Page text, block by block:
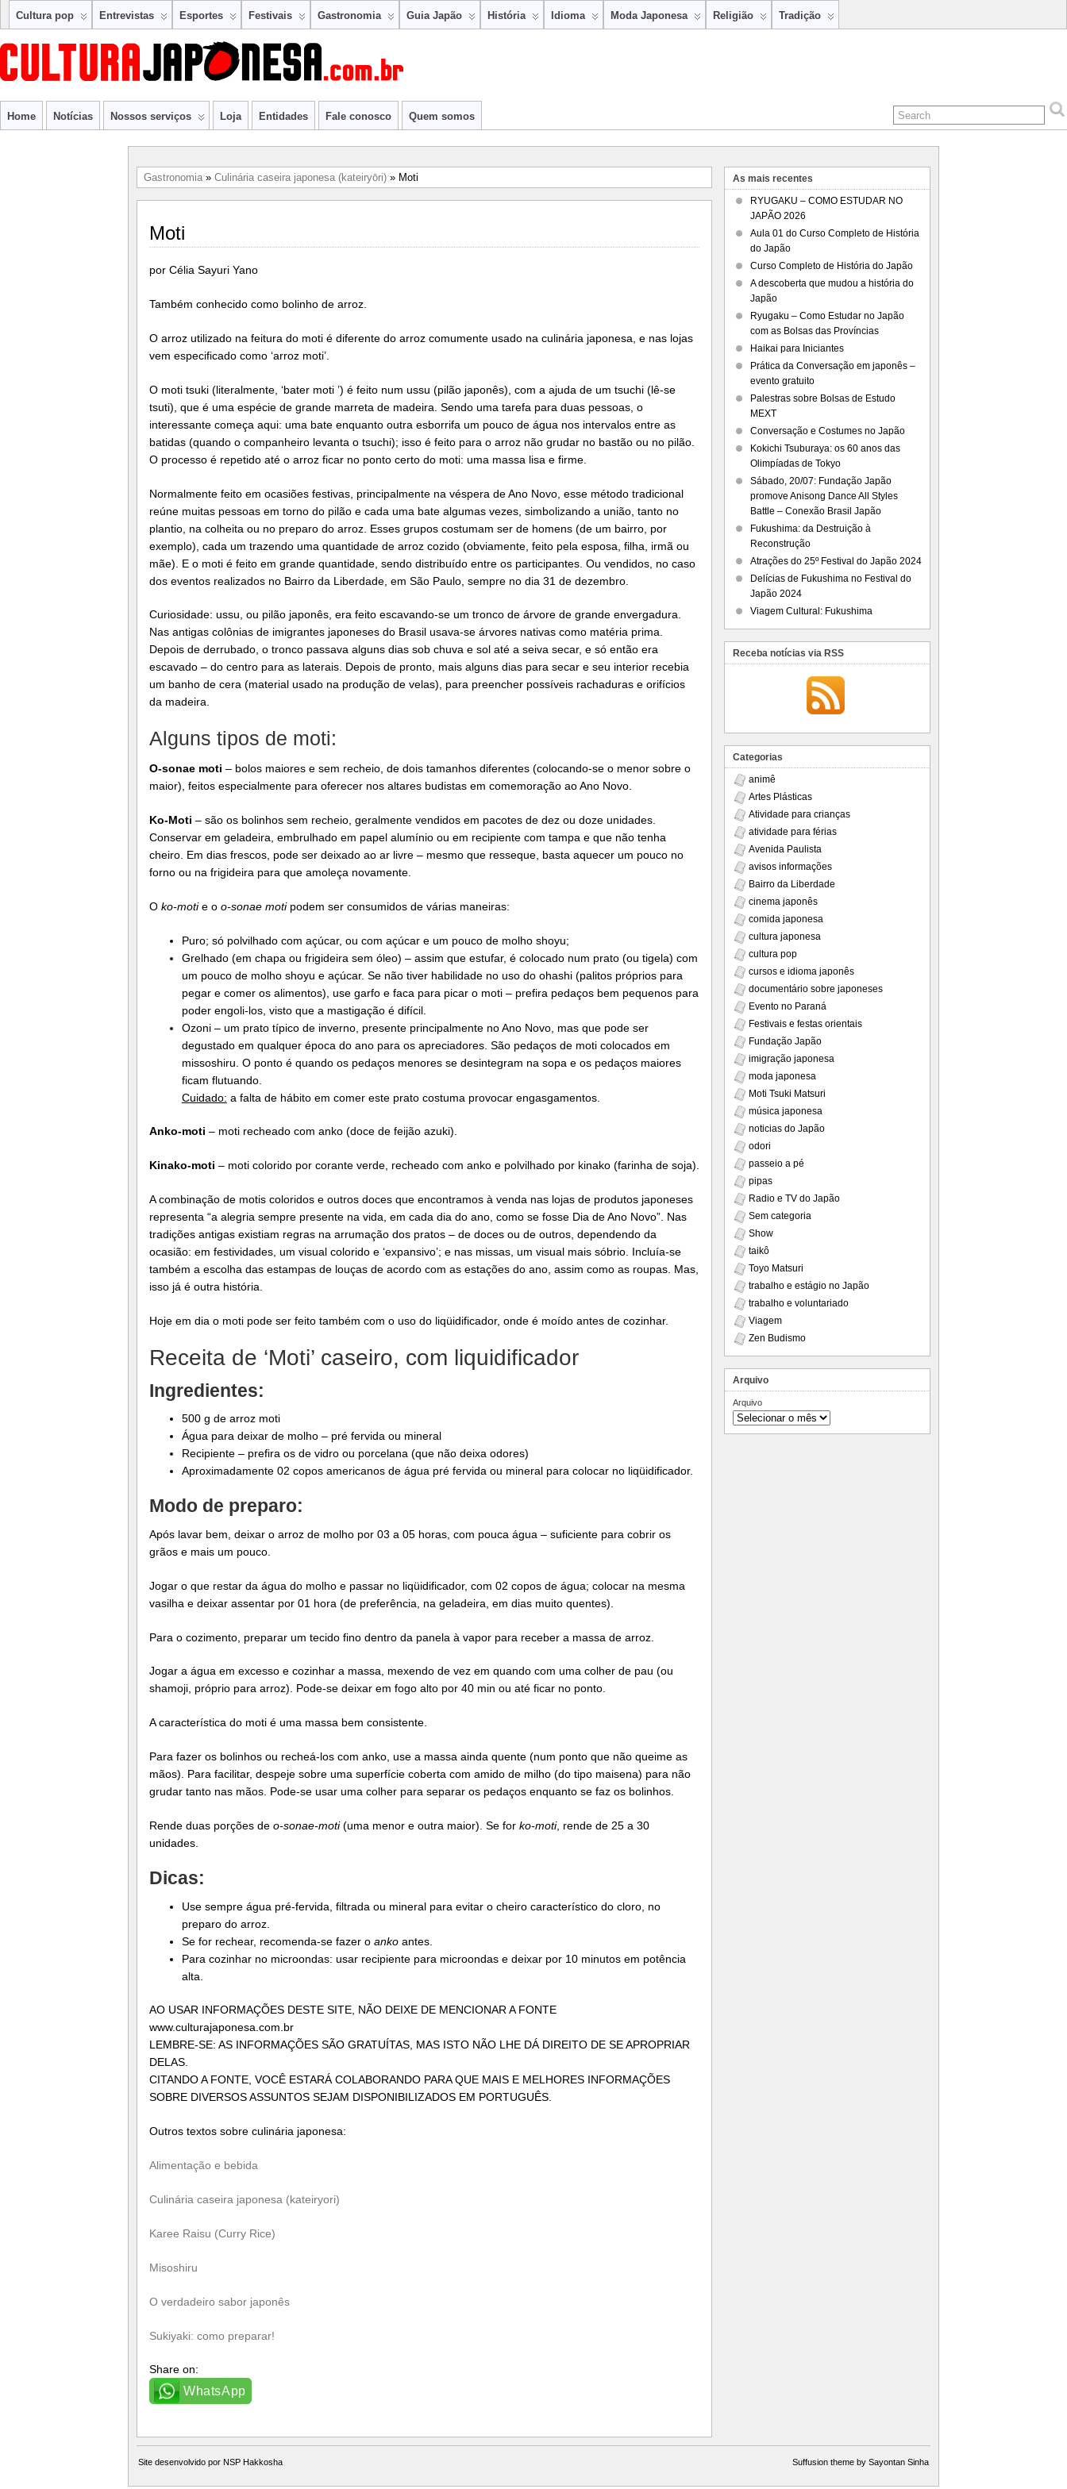
Cultura pop Entrevistas Esportes Festivais Gastronomia Guia Japão História Idioma Moda Japonesa Religião Tradição
Home Notícias Nossos serviços Loja Entidades Fale conosco Quem somos
Gastronomia » Culinária caseira japonesa (kateiryōri) » Moti
Moti
por Célia Sayuri Yano
Também conhecido como bolinho de arroz.
O arroz utilizado na feitura do moti é diferente do arroz comumente usado na culinária japonesa, e nas lojas
vem especificado como ‘arroz moti’.
O moti tsuki (literalmente, ‘bater moti ’) é feito num ussu (pilão japonês), com a ajuda de um tsuchi (lê-se
tsuti), que é uma espécie de grande marreta de madeira. Sendo uma tarefa para duas pessoas, o
interessante começa aqui: uma bate enquanto outra esborrifa um pouco de água nos intervalos entre as
batidas (quando o companheiro levanta o tsuchi); isso é feito para o arroz não grudar no bastão ou no pilão.
O processo é repetido até o arroz ficar no ponto certo do moti: uma massa lisa e firme.
Normalmente feito em ocasiões festivas, principalmente na véspera de Ano Novo, esse método tradicional
reúne muitas pessoas em torno do pilão e cada uma bate algumas vezes, simbolizando a união, tanto no
plantio, na colheita ou no preparo do arroz. Esses grupos costumam ser de homens (de um bairro, por
exemplo), cada um trazendo uma quantidade de arroz cozido (obviamente, feito pela esposa, filha, irmã ou
mãe). E o moti é feito em grande quantidade, sendo distribuído entre os participantes. Ou vendidos, no caso
dos eventos realizados no Bairro da Liberdade, em São Paulo, sempre no dia 31 de dezembro.
Curiosidade: ussu, ou pilão japonês, era feito escavando-se um tronco de árvore de grande envergadura.
Nas antigas colônias de imigrantes japoneses do Brasil usava-se árvores nativas como matéria prima.
Depois de derrubado, o tronco passava alguns dias sob chuva e sol até a seiva secar, e só então era
escavado – do centro para as laterais. Depois de pronto, mais alguns dias para secar e seu interior recebia
um banho de cera (material usado na produção de velas), para preencher possíveis rachaduras e orifícios
da madeira.
Alguns tipos de moti:
O-sonae moti – bolos maiores e sem recheio, de dois tamanhos diferentes (colocando-se o menor sobre o
maior), feitos especialmente para oferecer nos altares budistas em comemoração ao Ano Novo.
Ko-Moti – são os bolinhos sem recheio, geralmente vendidos em pacotes de dez ou doze unidades.
Conservar em geladeira, embrulhado em papel alumínio ou em recipiente com tampa e que não tenha
cheiro. Em dias frescos, pode ser deixado ao ar livre – mesmo que resseque, basta aquecer um pouco no
forno ou na frigideira para que amoleça novamente.
O ko-motie o o-sonae motipodem ser consumidos de várias maneiras:
Puro; só polvilhado com açúcar, ou com açúcar e um pouco de molho shoyu;
Grelhado (em chapa ou frigideira sem óleo) – assim que estufar, é colocado num prato (ou tigela) com
um pouco de molho shoyu e açúcar. Se não tiver habilidade no uso do ohashi (palitos próprios para
pegar e comer os alimentos), use garfo e faca para picar o moti – prefira pedaços bem pequenos para
poder engoli-los, visto que a mastigação é difícil.
Ozoni – um prato típico de inverno, presente principalmente no Ano Novo, mas que pode ser
degustado em qualquer época do ano para os apreciadores. São pedaços de moti colocados em
missoshiru. O ponto é quando os pedaços menores se desintegram na sopa e os pedaços maiores
ficam flutuando.
Cuidado: a falta de hábito em comer este prato costuma provocar engasgamentos.
Anko-moti – moti recheado com anko (doce de feijão azuki).
Kinako-moti – moti colorido por corante verde, recheado com anko e polvilhado por kinako (farinha de soja).
A combinação de motis coloridos e outros doces que encontramos à venda nas lojas de produtos japoneses
representa “a alegria sempre presente na vida, em cada dia do ano, como se fosse Dia de Ano Novo”. Nas
tradições antigas existiam regras na arrumação dos pratos – de doces ou de outros, dependendo da
ocasião: em festividades, um visual colorido e ‘expansivo’; e nas missas, um visual mais sóbrio. Incluía-se
também a escolha das estampas de louças de acordo com as estações do ano, assim como as roupas. Mas,
isso já é outra história.
Hoje em dia o moti pode ser feito também com o uso do liqüidificador, onde é moído antes de cozinhar.
Receita de ‘Moti’ caseiro, com liquidificador
Ingredientes:
500 g de arroz moti
Água para deixar de molho – pré fervida ou mineral
Recipiente – prefira os de vidro ou porcelana (que não deixa odores)
Aproximadamente 02 copos americanos de água pré fervida ou mineral para colocar no liqüidificador.
Modo de preparo:
Após lavar bem, deixar o arroz de molho por 03 a 05 horas, com pouca água – suficiente para cobrir os
grãos e mais um pouco.
Jogar o que restar da água do molho e passar no liqüidificador, com 02 copos de água; colocar na mesma
vasilha e deixar assentar por 01 hora (de preferência, na geladeira, em dias muito quentes).
Para o cozimento, preparar um tecido fino dentro da panela à vapor para receber a massa de arroz.
Jogar a água em excesso e cozinhar a massa, mexendo de vez em quando com uma colher de pau (ou
shamoji, próprio para arroz). Pode-se deixar em fogo alto por 40 min ou até ficar no ponto.
A característica do moti é uma massa bem consistente.
Para fazer os bolinhos ou recheá-los com anko, use a massa ainda quente (num ponto que não queime as
mãos). Para facilitar, despeje sobre uma superfície coberta com amido de milho (do tipo maisena) para não
grudar tanto nas mãos. Pode-se usar uma colher para separar os pedaços enquanto se faz os bolinhos.
Rende duas porções de o-sonae-moti(uma menor e outra maior). Se for ko-moti, rende de 25 a 30
unidades.
Dicas:
Use sempre água pré-fervida, filtrada ou mineral para evitar o cheiro característico do cloro, no
preparo do arroz.
Se for rechear, recomenda-se fazer o ankoantes.
Para cozinhar no microondas: usar recipiente para microondas e deixar por 10 minutos em potência
alta.
AO USAR INFORMAÇÕES DESTE SITE, NÃO DEIXE DE MENCIONAR A FONTE
www.culturajaponesa.com.br
LEMBRE-SE: AS INFORMAÇÕES SÃO GRATUÍTAS, MAS ISTO NÃO LHE DÁ DIREITO DE SE APROPRIAR
DELAS.
CITANDO A FONTE, VOCÊ ESTARÁ COLABORANDO PARA QUE MAIS E MELHORES INFORMAÇÕES
SOBRE DIVERSOS ASSUNTOS SEJAM DISPONIBILIZADOS EM PORTUGUÊS.
Outros textos sobre culinária japonesa:
Alimentação e bebida
Culinária caseira japonesa (kateiryori)
Karee Raisu (Curry Rice)
Misoshiru
O verdadeiro sabor japonês
Sukiyaki: como preparar!
Share on:
WhatsApp
As mais recentes
RYUGAKU – COMO ESTUDAR NO
JAPÃO 2026
Aula 01 do Curso Completo de História
do Japão
Curso Completo de História do Japão
A descoberta que mudou a história do
Japão
Ryugaku – Como Estudar no Japão
com as Bolsas das Províncias
Haikai para Iniciantes
Prática da Conversação em japonês –
evento gratuito
Palestras sobre Bolsas de Estudo
MEXT
Conversação e Costumes no Japão
Kokichi Tsuburaya: os 60 anos das
Olimpíadas de Tokyo
Sábado, 20/07: Fundação Japão
promove Anisong Dance All Styles
Battle – Conexão Brasil Japão
Fukushima: da Destruição à
Reconstrução
Atrações do 25º Festival do Japão 2024
Delícias de Fukushima no Festival do
Japão 2024
Viagem Cultural: Fukushima
Receba notícias via RSS
Categorias
animê
Artes Plásticas
Atividade para crianças
atividade para férias
Avenida Paulista
avisos informações
Bairro da Liberdade
cinema japonês
comida japonesa
cultura japonesa
cultura pop
cursos e idioma japonês
documentário sobre japoneses
Evento no Paraná
Festivais e festas orientais
Fundação Japão
imigração japonesa
moda japonesa
Moti Tsuki Matsuri
música japonesa
noticias do Japão
odori
passeio a pé
pipas
Radio e TV do Japão
Sem categoria
Show
taikô
Toyo Matsuri
trabalho e estágio no Japão
trabalho e voluntariado
Viagem
Zen Budismo
Arquivo
Arquivo
Site desenvolvido por NSP Hakkosha Suffusion theme by Sayontan Sinha